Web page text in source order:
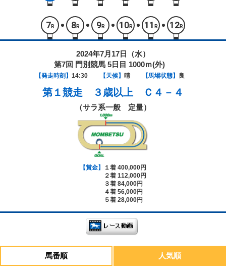
7 R 8R 9R 10R 11 R 12R
2024年7月17日（水）
第7回 門別競馬 5日目 1000ｍ(外)
【発走時刻】 14:30 【天候】 晴 【馬場状態】 良
第１競走 ３歳以上 Ｃ４－４
（サラ系一般 定量）
【賞金】
１着 400,000円
２着 112,000円
３着 84,000円
４着 56,000円
５着 28,000円
馬番順 人気順